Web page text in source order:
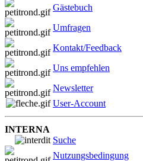
Gästebuch
Umfragen
Kontakt/Feedback
Uns empfehlen
Newsletter
User-Account
INTERNA
Suche
Nutzungsbedingung